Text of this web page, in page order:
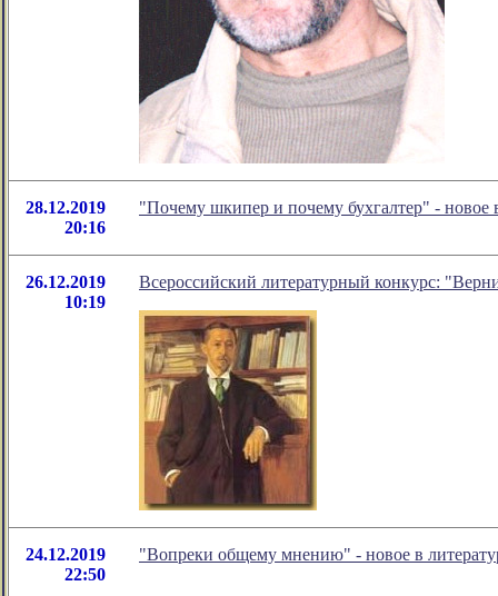
28.12.2019
20:16
"Почему шкипер и почему бухгалтер" -
26.12.2019
10:19
Всероссийский литературный конкурс:
24.12.2019
22:50
"Вопреки общему мнению" - новое в